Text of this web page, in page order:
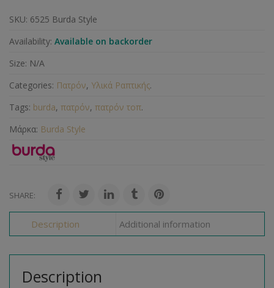
SKU: 6525 Burda Style
Availability: Available on backorder
Size: N/A
Categories: Πατρόν, Υλικά Ραπτικής.
Tags: burda, πατρόν, πατρόν τοπ.
Μάρκα: Burda Style
SHARE:
Description Additional information
Description